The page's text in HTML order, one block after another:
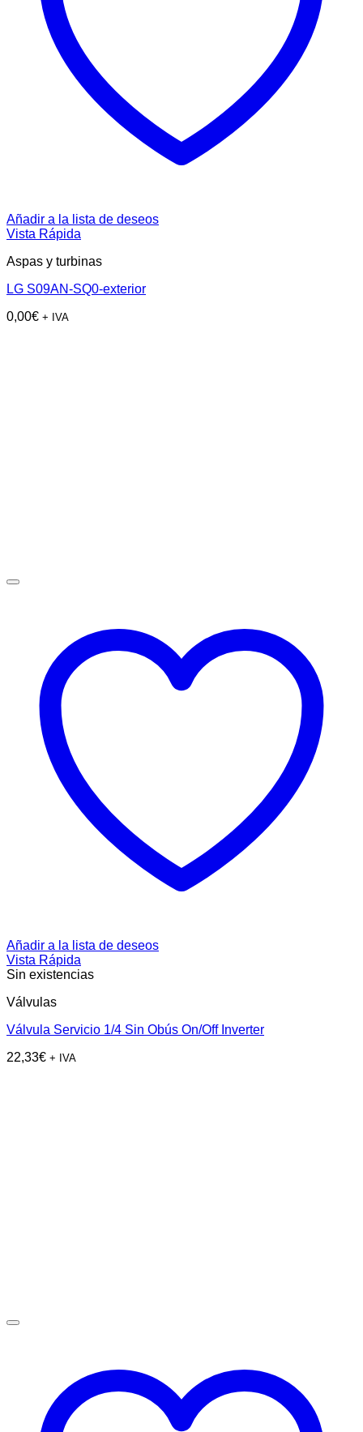
Añadir a la lista de deseos
Vista Rápida
Aspas y turbinas
LG S09AN-SQ0-exterior
0,00€ + IVA
Añadir a la lista de deseos
Vista Rápida
Sin existencias
Válvulas
Válvula Servicio 1/4 Sin Obús On/Off Inverter
22,33€ + IVA